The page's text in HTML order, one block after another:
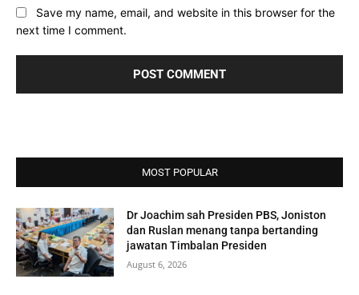
Save my name, email, and website in this browser for the
next time I comment.
MOST POPULAR
Dr Joachim sah Presiden PBS, Joniston
dan Ruslan menang tanpa bertanding
jawatan Timbalan Presiden
August 6, 2026